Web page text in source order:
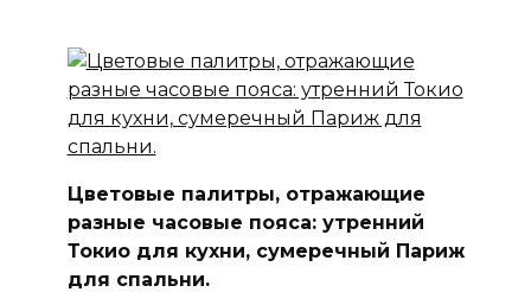
Цветовые палитры, отражающие
разные часовые пояса: утренний
Токио для кухни, сумеречный Париж
для спальни.